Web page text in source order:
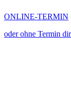
ONLINE-TERMIN
oder ohne Termin